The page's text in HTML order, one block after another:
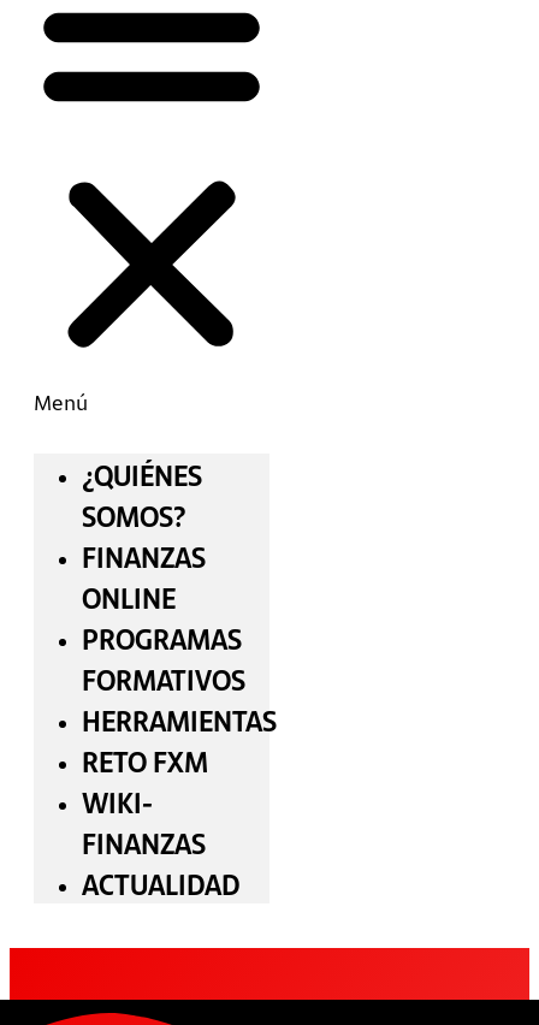
Menú
¿QUIÉNES
SOMOS?
FINANZAS
ONLINE
PROGRAMAS
FORMATIVOS
HERRAMIENTAS
RETO FXM
WIKI-
FINANZAS
ACTUALIDAD